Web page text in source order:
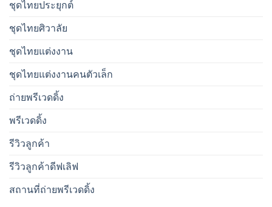
ชุดไทยประยุกต์
ชุดไทยศิวาลัย
ชุดไทยแต่งงาน
ชุดไทยแต่งงานคนตัวเล็ก
ถ่ายพรีเวดดิ้ง
พรีเวดดิ้ง
รีวิวลูกค้า
รีวิวลูกค้าดีฟเลิฟ
สถานที่ถ่ายพรีเวดดิ้ง